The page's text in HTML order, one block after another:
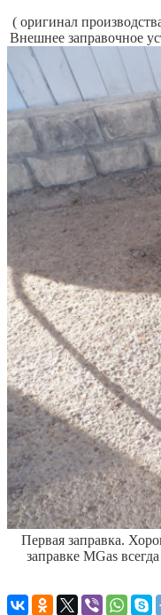
( оригинал
Внешнее заправочное
Первая заправка.
заправке MGas